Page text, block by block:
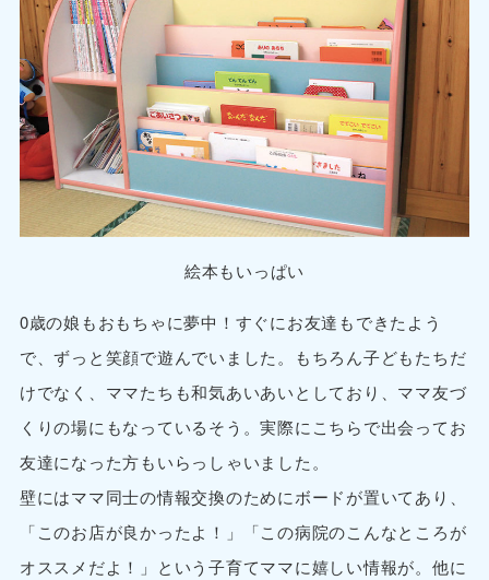
絵本もいっぱい
0歳の娘もおもちゃに夢中！すぐにお友達もできたよう
で、ずっと笑顔で遊んでいました。もちろん子どもたちだ
けでなく、ママたちも和気あいあいとしており、ママ友づ
くりの場にもなっているそう。実際にこちらで出会ってお
友達になった方もいらっしゃいました。
壁にはママ同士の情報交換のためにボードが置いてあり、
「このお店が良かったよ！」「この病院のこんなところが
オススメだよ！」という子育てママに嬉しい情報が。他に